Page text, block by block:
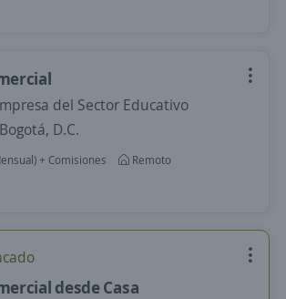
del Sector Educativo
D.C.
+ Comisiones
Remoto
desde Casa